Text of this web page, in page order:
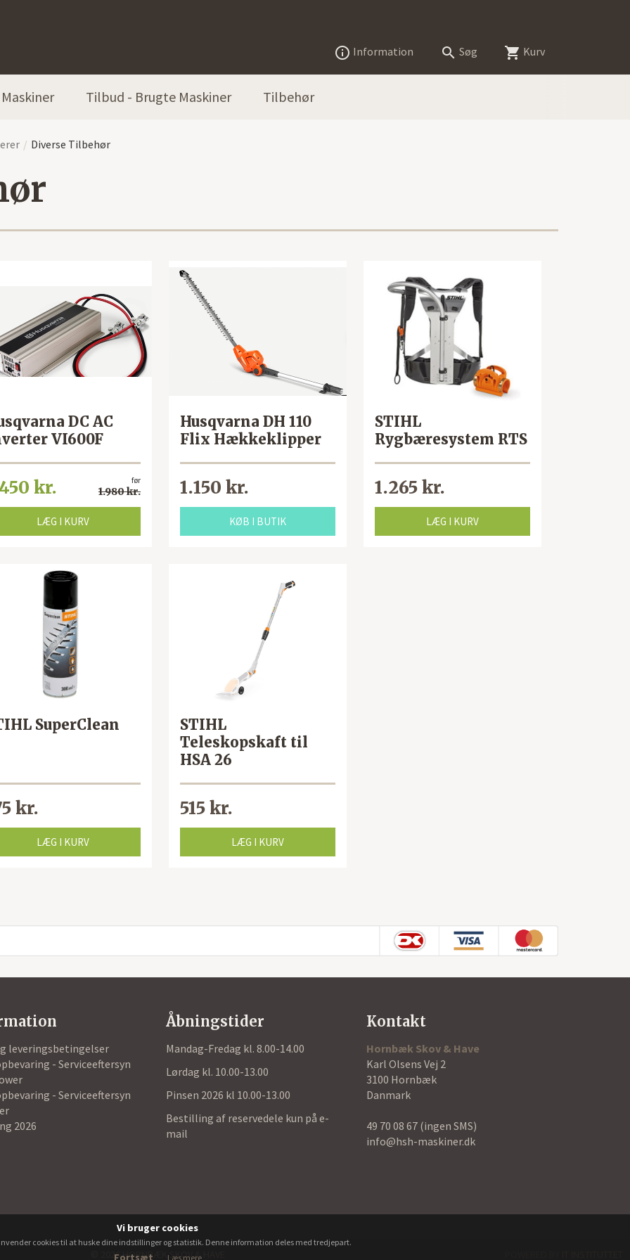
 Information  Søg  Kurv
Maskiner Tilbud - Brugte Maskiner Tilbehør
Diverse Tilbehør
DC AC
VI600F
før
1.980 kr.
kr.
LÆG I KURV
Husqvarna DH 110
Flix Hækkeklipper
1.150 kr.
KØB I BUTIK
STIHL
Rygbæresystem RTS
1.265 kr.
LÆG I KURV
SuperClean
kr.
LÆG I KURV
STIHL
Teleskopskaft til
HSA 26
515 kr.
LÆG I KURV
leveringsbetingelser
- Serviceeftersyn
- Serviceeftersyn
2026
Åbningstider
Mandag-Fredag kl. 8.00-14.00
Lørdag kl. 10.00-13.00
Pinsen 2026 kl 10.00-13.00
Bestilling af reservedele kun på e-
mail
Kontakt
Hornbæk Skov & Have
Karl Olsens Vej 2
3100 Hornbæk
Danmark
49 70 08 67 (ingen SMS)
info@hsh-maskiner.dk
© 2026 HORNBÆK SKOV & HAVE
Vi bruger cookies
cookies til at huske dine indstillinger og statistik. Denne information deles med tredjepart.
Fortsæt Læs mere